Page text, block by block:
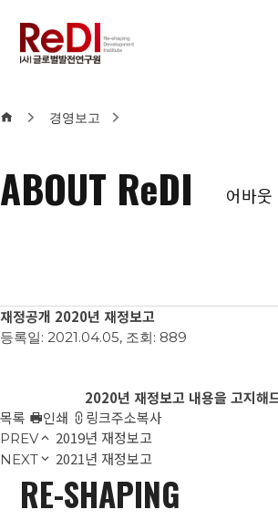
경영보고
ABOUT ReDI 어바웃
재정공개 2020년 재정보고
등록일: 2021.04.05, 조회: 889
2020년 재정보고 내용을 고지해
목록
인쇄 링크주소복사
PREV 2019년 재정보고
NEXT 2021년 재정보고
RE-SHAPING